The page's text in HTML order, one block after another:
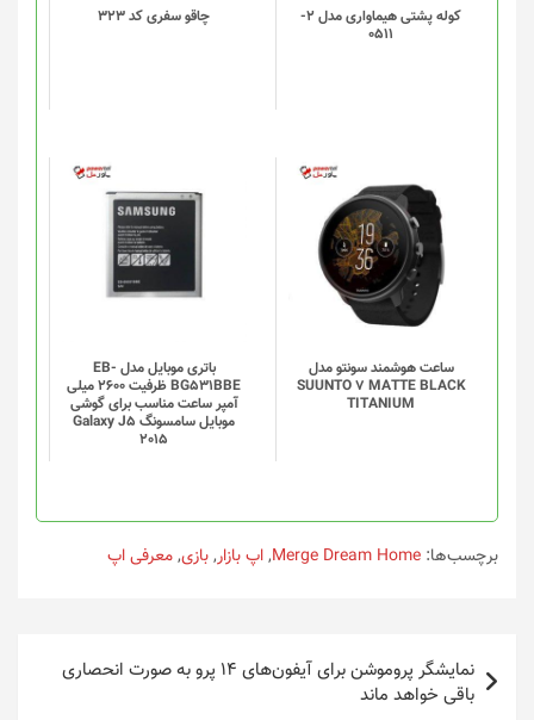
کوله پشتی هیماواری مدل 2-
0511
گزینه
ها
محصول
انتخاب
شوند
چاقو سفری کد 323
ساعت هوشمند سونتو مدل
SUUNTO 7 MATTE BLACK
TITANIUM
باتری موبایل مدل EB-
BG531BBE ظرفیت 2600 میلی
آمپر ساعت مناسب برای گوشی
موبایل سامسونگ Galaxy J5
2015
برچسب‌ها: Merge Dream Home
,اپ بازار,بازی,معرفی اپ
راهبری
نوشته
نمایشگر پروموشن برای آیفون‌های ۱۴ پرو به صورت انحصاری
باقی خواهد ماند